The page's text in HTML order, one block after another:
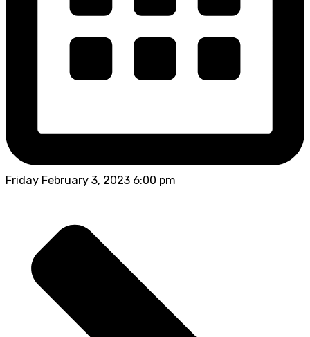
Friday February 3, 2023 6:00 pm